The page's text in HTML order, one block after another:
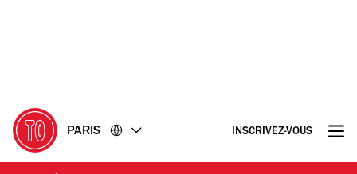
PARIS INSCRIVEZ-VOUS